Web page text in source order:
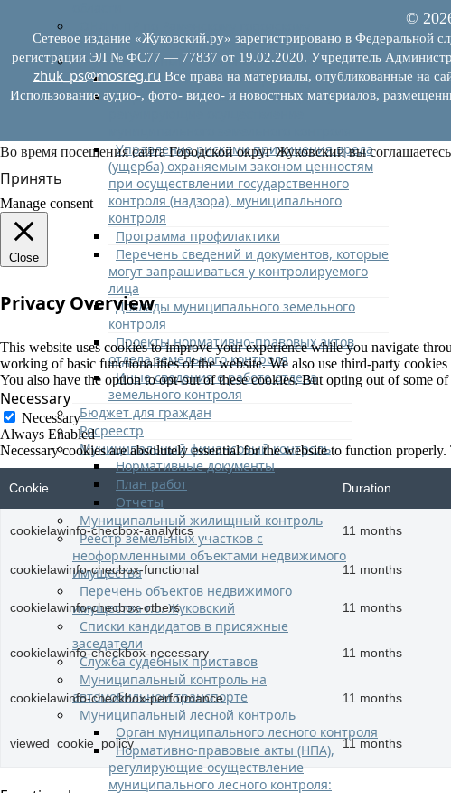
округу
Муниципальный земельный контроль
Отдел земельного контроля
Нормативно-правовые акты (НПА),
Управление рисками причинения вреда
(ущерба) охраняемым законом ценностям
при осуществлении государственного
контроля (надзора), муниципального
контроля
Программа профилактики
Перечень сведений и документов, которые
могут запрашиваться у контролируемого
лица
Доклады муниципального земельного
контроля
Проекты нормативно-правовых актов
отдела земельного контроля
Иные сведения о работе отдела
земельного контроля
Бюджет для граждан
Росреестр
Муниципальный финансовый контроль
Нормативные документы
План работ
Отчеты
Муниципальный жилищный контроль
Реестр земельных участков с
неоформленными объектами недвижимого
имущества
Перечень объектов недвижимого
имущества г.о. Жуковский
Списки кандидатов в присяжные
заседатели
Служба судебных приставов
Муниципальный контроль на
автомобильном транспорте
Муниципальный лесной контроль
Орган муниципального лесного контроля
Нормативно-правовые акты (НПА),
регулирующие осуществление
муниципального лесного контроля:
©
Сетевое издание «Жуковский.ру» зарегистрировано в Федеральной
регистрации ЭЛ № ФС77 — 77837 от 19.02.2020. Учредитель
zhuk_ps@mosreg.ru Все права на материалы, опубликованные на
Использование аудио-, фото- видео- и новостных материалов,
Во время посещения сайта Городской округ Жуковский вы
Принять
Manage consent
Close
Privacy Overview
This website uses cookies to improve your experience while you navigate
working of basic functionalities of the website. We also use third-party
You also have the option to opt-out of these cookies. But opting out of some
Necessary
Necessary
Always Enabled
Necessary cookies are absolutely essential for the website to function
Cookie Duration
cookielawinfo-checbox-analytics 11 months
cookielawinfo-checbox-functional 11 months
cookielawinfo-checbox-others 11 months
cookielawinfo-checkbox-necessary 11 months
cookielawinfo-checkbox-performance 11 months
viewed_cookie_policy 11 months